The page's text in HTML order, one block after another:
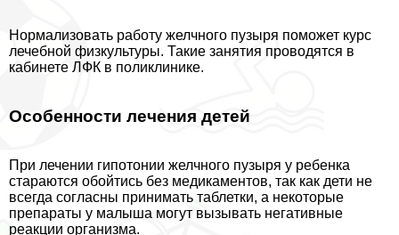
Нормализовать работу желчного пузыря поможет курс
лечебной физкультуры. Такие занятия проводятся в
кабинете ЛФК в поликлинике.
Особенности лечения детей
При лечении гипотонии желчного пузыря у ребенка
стараются обойтись без медикаментов, так как дети не
всегда согласны принимать таблетки, а некоторые
препараты у малыша могут вызывать негативные
реакции организма.